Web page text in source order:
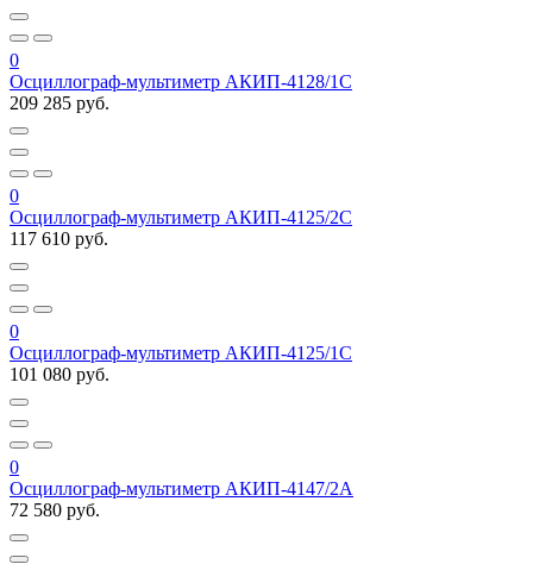
0
Осциллограф-мультиметр АКИП-4128/1С
209 285 руб.
0
Осциллограф-мультиметр АКИП-4125/2С
117 610 руб.
0
Осциллограф-мультиметр АКИП-4125/1С
101 080 руб.
0
Осциллограф-мультиметр АКИП-4147/2А
72 580 руб.